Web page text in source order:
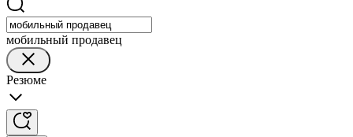
мобильный продавец
Резюме